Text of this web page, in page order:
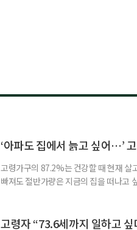
‘아파도 집에서 늙고 싶어…’
고령가구의 87.2%는 건강할 때 현재 살
빠져도 절반가량은 지금의 집을 떠나고
여름호에 실린 ‘통합돌봄 시행에 따른 고
고령자 “73.6세까지 일하고 싶